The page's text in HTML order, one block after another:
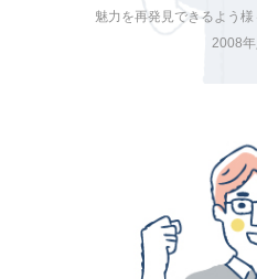
魅力を再発見できるよう様
2008